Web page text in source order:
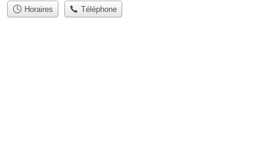
Horaires Téléphone